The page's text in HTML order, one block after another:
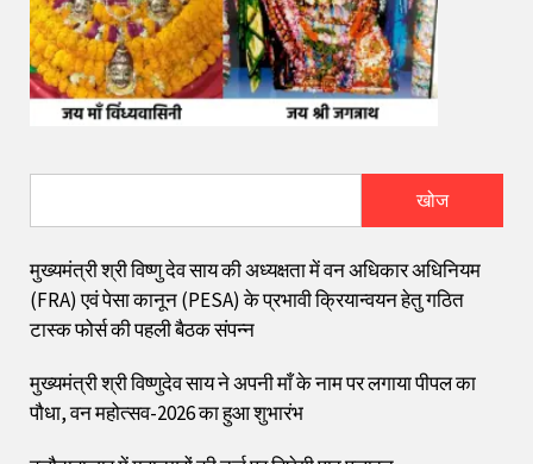
खोज
मुख्यमंत्री श्री विष्णु देव साय की अध्यक्षता में वन अधिकार अधिनियम
(FRA) एवं पेसा कानून (PESA) के प्रभावी क्रियान्वयन हेतु गठित
टास्क फोर्स की पहली बैठक संपन्न
मुख्यमंत्री श्री विष्णुदेव साय ने अपनी माँ के नाम पर लगाया पीपल का
पौधा, वन महोत्सव-2026 का हुआ शुभारंभ